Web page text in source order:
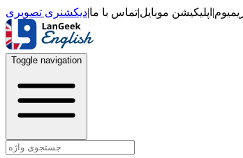
| اپلیکیشن موبایل|تماس با ما|دیکشنری تصویری
Toggle navigation